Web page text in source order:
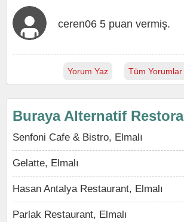
ceren06 5 puan vermiş.
Yorum Yaz Tüm Yorumlar
Buraya Alternatif
Senfoni Cafe & Bistro, Elmalı
Gelatte, Elmalı
Hasan Antalya Restaurant, Elmalı
Parlak Restaurant, Elmalı